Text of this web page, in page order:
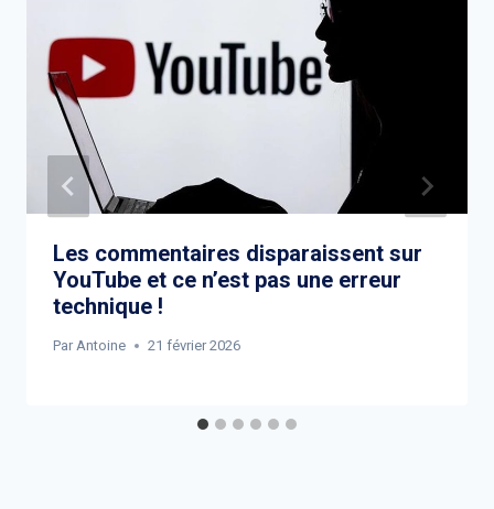
Les commentaires disparaissent sur
YouTube et ce n’est pas une erreur
technique !
Par Antoine 21 février 2026